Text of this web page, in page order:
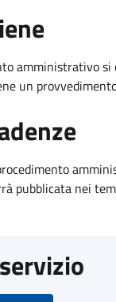
amministrativo si
un
pubblicata nei